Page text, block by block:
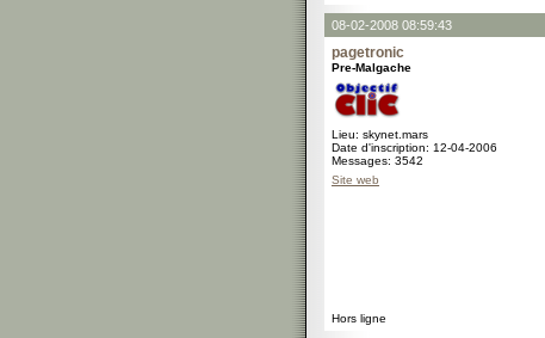
08-02-2008 08:59:43
pagetronic
Pre-Malgache
Lieu: skynet.mars
Date d'inscription: 12-04-2006
Messages: 3542
Site web
Hors ligne